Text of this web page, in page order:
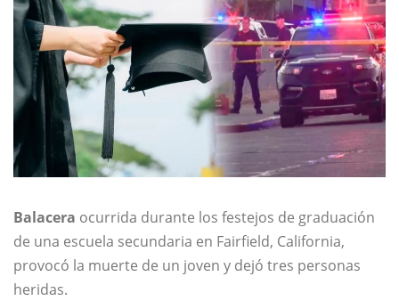
Balacera ocurrida durante los festejos de graduación
de una escuela secundaria en Fairfield, California,
provocó la muerte de un joven y dejó tres personas
heridas.